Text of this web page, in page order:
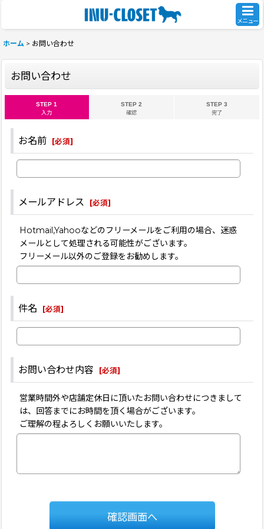
メニュー
ホーム > お問い合わせ
お問い合わせ
STEP 1
入力
STEP 2
確認
STEP 3
完了
お名前 [必須]
メールアドレス [必須]
Hotmail,Yahooなどのフリーメールをご利用の場合、迷惑
メールとして処理される可能性がございます。
フリーメール以外のご登録をお勧めします。
件名 [必須]
お問い合わせ内容 [必須]
営業時間外や店舗定休日に頂いたお問い合わせにつきまして
は、回答までにお時間を頂く場合がございます。
ご理解の程よろしくお願いいたします。
確認画面へ